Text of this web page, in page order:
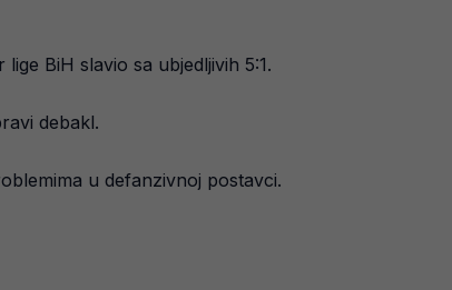
BiH slavio sa ubjedljivih 5:1.
debakl.
u defanzivnoj postavci.